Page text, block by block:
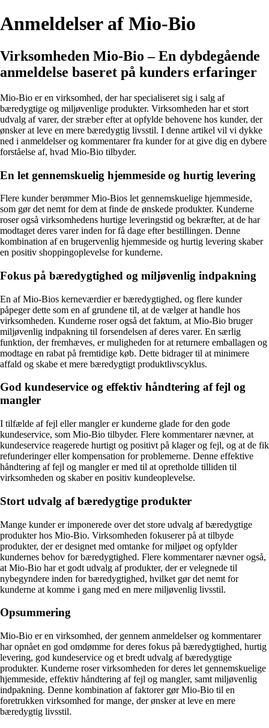
Anmeldelser af Mio-Bio
Virksomheden Mio-Bio – En dybdegående
anmeldelse baseret på kunders erfaringer
Mio-Bio er en virksomhed, der har specialiseret sig i salg af
bæredygtige og miljøvenlige produkter. Virksomheden har et stort
udvalg af varer, der stræber efter at opfylde behovene hos kunder, der
ønsker at leve en mere bæredygtig livsstil. I denne artikel vil vi dykke
ned i anmeldelser og kommentarer fra kunder for at give dig en dybere
forståelse af, hvad Mio-Bio tilbyder.
En let gennemskuelig hjemmeside og hurtig levering
Flere kunder berømmer Mio-Bios let gennemskuelige hjemmeside,
som gør det nemt for dem at finde de ønskede produkter. Kunderne
roser også virksomhedens hurtige leveringstid og bekræfter, at de har
modtaget deres varer inden for få dage efter bestillingen. Denne
kombination af en brugervenlig hjemmeside og hurtig levering skaber
en positiv shoppingoplevelse for kunderne.
Fokus på bæredygtighed og miljøvenlig indpakning
En af Mio-Bios kerneværdier er bæredygtighed, og flere kunder
påpeger dette som en af grundene til, at de vælger at handle hos
virksomheden. Kunderne roser også det faktum, at Mio-Bio bruger
miljøvenlig indpakning til forsendelsen af deres varer. En særlig
funktion, der fremhæves, er muligheden for at returnere emballagen og
modtage en rabat på fremtidige køb. Dette bidrager til at minimere
affald og skabe et mere bæredygtigt produktlivscyklus.
God kundeservice og effektiv håndtering af fejl og
mangler
I tilfælde af fejl eller mangler er kunderne glade for den gode
kundeservice, som Mio-Bio tilbyder. Flere kommentarer nævner, at
kundeservice reagerede hurtigt og positivt på klager og fejl, og at de fik
refunderinger eller kompensation for problemerne. Denne effektive
håndtering af fejl og mangler er med til at opretholde tilliden til
virksomheden og skaber en positiv kundeoplevelse.
Stort udvalg af bæredygtige produkter
Mange kunder er imponerede over det store udvalg af bæredygtige
produkter hos Mio-Bio. Virksomheden fokuserer på at tilbyde
produkter, der er designet med omtanke for miljøet og opfylder
kundernes behov for bæredygtighed. Flere kommentarer nævner også,
at Mio-Bio har et godt udvalg af produkter, der er velegnede til
nybegyndere inden for bæredygtighed, hvilket gør det nemt for
kunderne at komme i gang med en mere miljøvenlig livsstil.
Opsummering
Mio-Bio er en virksomhed, der gennem anmeldelser og kommentarer
har opnået en god omdømme for deres fokus på bæredygtighed, hurtig
levering, god kundeservice og et bredt udvalg af bæredygtige
produkter. Kunderne roser virksomheden for deres let gennemskuelige
hjemmeside, effektiv håndtering af fejl og mangler, samt miljøvenlig
indpakning. Denne kombination af faktorer gør Mio-Bio til en
foretrukken virksomhed for mange, der ønsker at leve en mere
bæredygtig livsstil.